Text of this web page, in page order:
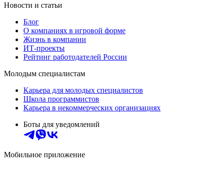
Новости и статьи
Блог
О компаниях в игровой форме
Жизнь в компании
ИТ-проекты
Рейтинг работодателей России
Молодым специалистам
Карьера для молодых специалистов
Школа программистов
Карьера в некоммерческих организациях
Боты для уведомлений
Мобильное приложение